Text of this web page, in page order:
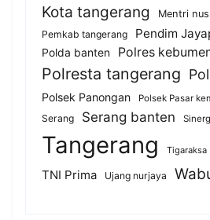
Kota tangerang
Mentri
Pemkab tangerang
Pendim
Polda banten Polres
Polresta tangerang
Polsek Panongan Polsek Pasar
Serang Serang banten
Tangerang Tigaraksa
TNI Prima
Ujang nurjaya